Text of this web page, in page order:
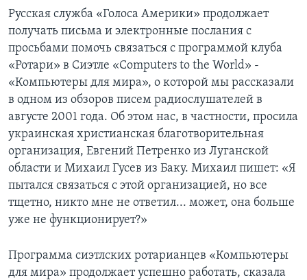
поискДИСКУССИЯ VOA
ДЕТАЛИ
НЬЮ-ЙОРК NEW YORK
АМЕРИКА. БОЛЬШОЕ ПУТЕШЕСТВИЕ
АРТЕФАКТЫ
АМЕРИКАНСКИЕ ГОРОДКИ
ТЕСТЫ
ЗА СВОБОДУ ПРЕССЫ
УЧИМ АНГЛИЙСКИЙ
ВИДЕО
ПОДПИСКА НА НОВОСТИ
Learning English
СОЦИАЛЬНЫЕ СЕТИ
Языки
Русская служба «Голоса Америки» продолжает
получать письма и электронные послания с
просьбами помочь связаться с программой клуба
«Ротари» в Сиэтле «Computers to the World» -
«Компьютеры для мира», о которой мы рассказали
в одном из обзоров писем радиослушателей в
августе 2001 года. Об этом нас, в частности, просила
украинская христианская благотворительная
организация, Евгений Петренко из Луганской
области и Михаил Гусев из Баку. Михаил пишет: «Я
пытался связаться с этой организацией, но все
тщетно, никто мне не ответил... может, она больше
уже не функционирует?»
Программа сиэтлских ротарианцев «Компьютеры
для мира» продолжает успешно работать, сказала